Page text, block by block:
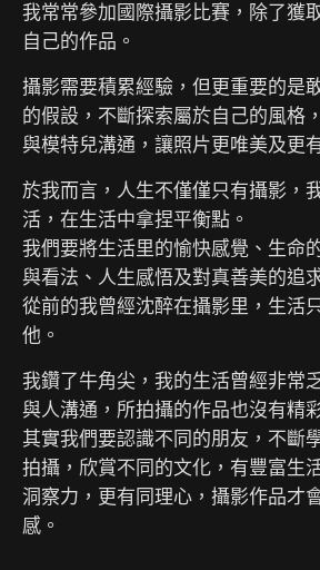
我常常參加國際攝影比賽，除了獲
自己的作品。
攝影需要積累經驗，但更重要的是
的假設，不斷探索屬於自己的風格
與模特兒溝通，讓照片更唯美及更
於我而言，人生不僅僅只有攝影，
活，在生活中拿捏平衡點。
我們要將生活里的愉快感覺、生命
與看法、人生感悟及對真善美的追
從前的我曾經沈醉在攝影里，生活
他。
我鑽了牛角尖，我的生活曾經非常
與人溝通，所拍攝的作品也沒有精
其實我們要認識不同的朋友，不斷
拍攝，欣賞不同的文化，有豐富生
洞察力，更有同理心，攝影作品才
感。